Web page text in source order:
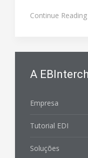
Continue Reading
A
Empresa
Tutorial EDI
Soluções